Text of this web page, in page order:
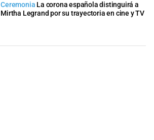
Ceremonia La corona española distinguirá a
Mirtha Legrand por su trayectoria en cine y TV